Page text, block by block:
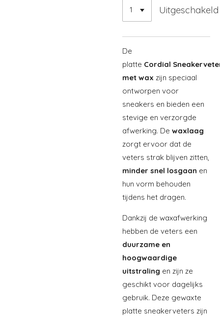
Uitgeschakeld
De
platte Cordial
met wax zijn speciaal
ontworpen voor
sneakers en bieden een
stevige en verzorgde
afwerking. De waxlaag
zorgt ervoor dat de
veters strak blijven zitten,
minder snel losgaan en
hun vorm behouden
tijdens het dragen.
Dankzij de waxafwerking
hebben de veters een
duurzame en
hoogwaardige
uitstraling en zijn ze
geschikt voor dagelijks
gebruik. Deze gewaxte
platte sneakerveters zijn